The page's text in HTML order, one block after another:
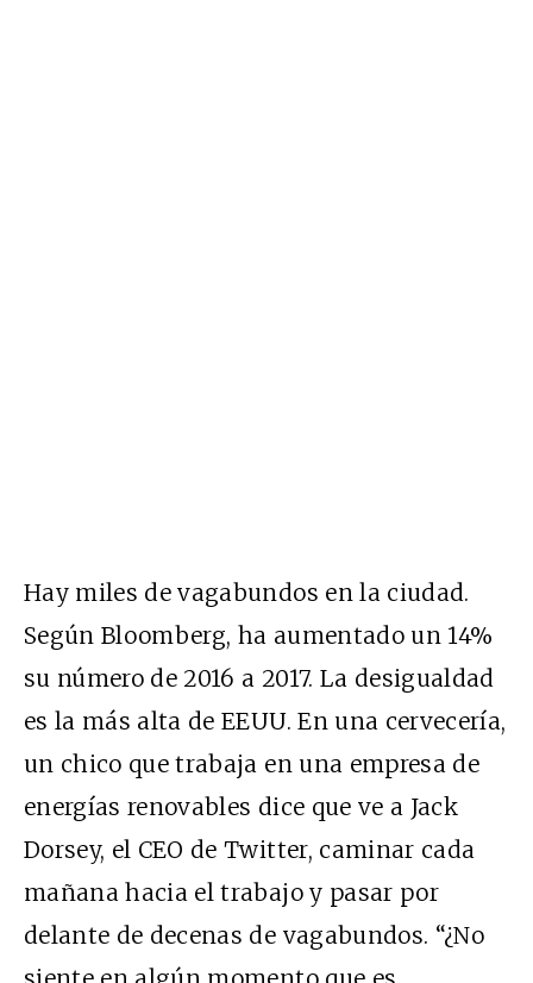
Hay miles de vagabundos en la ciudad.
Según Bloomberg, ha aumentado un 14%
su número de 2016 a 2017. La desigualdad
es la más alta de EEUU. En una cervecería,
un chico que trabaja en una empresa de
energías renovables dice que ve a Jack
Dorsey, el CEO de Twitter, caminar cada
mañana hacia el trabajo y pasar por
delante de decenas de vagabundos. “¿No